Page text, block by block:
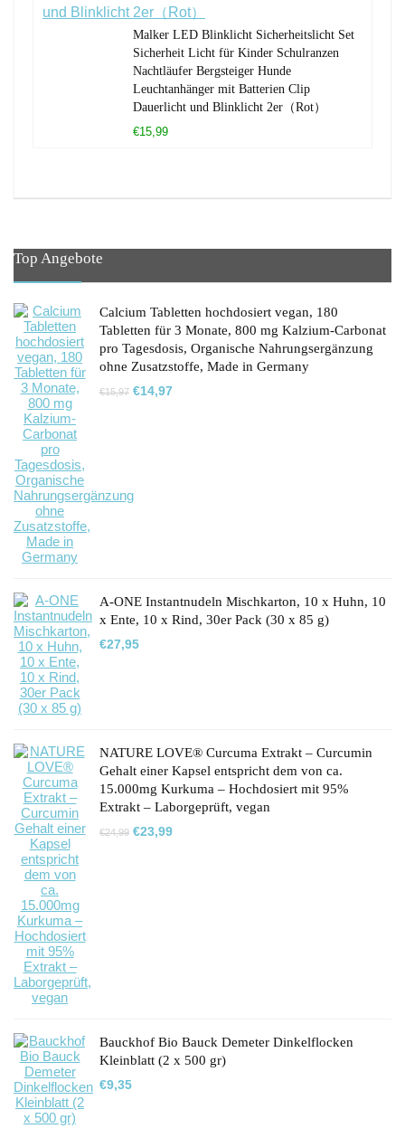
Malker LED Blinklicht Sicherheitslicht Set
Sicherheit Licht für Kinder Schulranzen
Nachtläufer Bergsteiger Hunde
Leuchtanhänger mit Batterien Clip
Dauerlicht und Blinklicht 2er（Rot）
€15,99
Top Angebote
Calcium Tabletten hochdosiert vegan, 180
Tabletten für 3 Monate, 800 mg Kalzium-Carbonat
pro Tagesdosis, Organische Nahrungsergänzung
ohne Zusatzstoffe, Made in Germany
€15,97 Ursprünglicher
€14,97Aktueller
A-ONE Instantnudeln Mischkarton, 10 x Huhn, 10
x Ente, 10 x Rind, 30er Pack (30 x 85 g)
€27,95
NATURE LOVE® Curcuma Extrakt – Curcumin
Gehalt einer Kapsel entspricht dem von ca.
15.000mg Kurkuma – Hochdosiert mit 95%
Extrakt – Laborgeprüft, vegan
€24,99 Ursprünglicher
€23,99Aktueller
Bauckhof Bio Bauck Demeter Dinkelflocken
Kleinblatt (2 x 500 gr)
€9,35